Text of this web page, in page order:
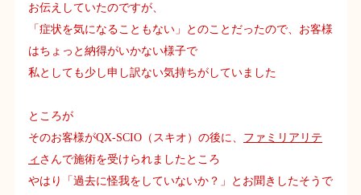
お伝えしていたのですが、
「症状を気になることもない」とのことだったので、お客様
はちょっと納得がいかない様子で
私としても少し申し訳ない気持ちがしていました
ところが
そのお客様がQX-SCIO （スキオ）の後に、 ファミリアリテ
ィ さんで施術を受けられましたところ
やはり「過去に怪我をしていないか？」とお聞きしたそうで